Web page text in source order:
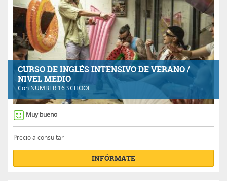
CURSO DE INGLÉS INTENSIVO DE VERANO /
NIVEL MEDIO
Con NUMBER 16 SCHOOL
Muy bueno
Precio a consultar
INFÓRMATE